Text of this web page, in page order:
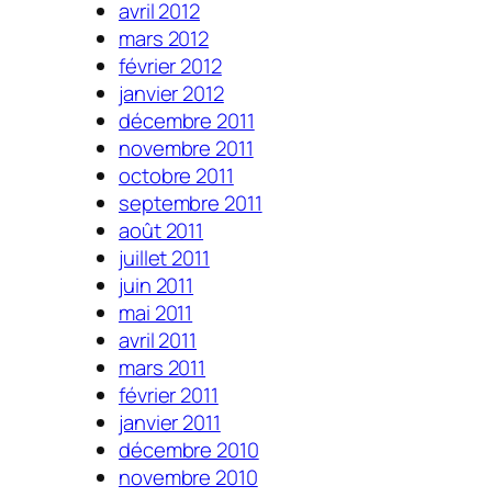
avril 2012
mars 2012
février 2012
janvier 2012
décembre 2011
novembre 2011
octobre 2011
septembre 2011
août 2011
juillet 2011
juin 2011
mai 2011
avril 2011
mars 2011
février 2011
janvier 2011
décembre 2010
novembre 2010